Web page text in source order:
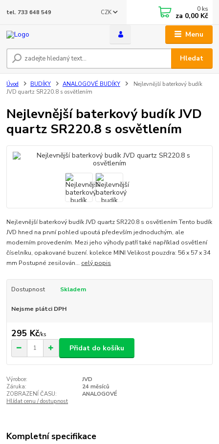
Menu
CZK
Hledat
tel. 733 648 549 0 ks
za 0,00 Kč
Úvod BUDÍKY ANALOGOVÉ BUDÍKY
Nejlevnější baterkový budík
JVD quartz SR220.8 s osvětlením
Nejlevnější baterkový budík JVD
quartz SR220.8 s osvětlením
Nejlevnější baterkový budík JVD quartz SR220.8 s osvětlením Tento budík
JVD hned na první pohled upoutá především jednoduchým, ale
moderním provedením. Mezi jeho výhody patří také například osvětlení
číselníku, opakované buzení. kolekce MINI Velikost pouzdra: 56 x 57 x 34
mm Postupné zesilován... celý popis
Dostupnost Skladem
Nejsme plátci DPH
295 Kč/ks
Přidat do košíku
Výrobce:
JVD
Záruka:
24 měsíců
ZOBRAZENÍ ČASU:
ANALOGOVÉ
Hlídat cenu / dostupnost
Kompletní specifikace